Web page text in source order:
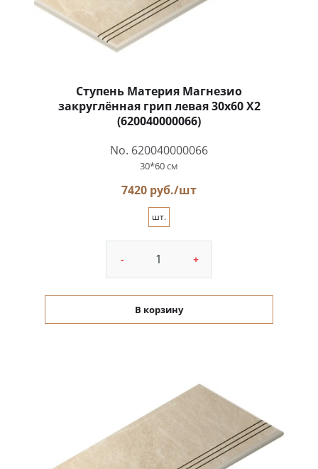
Ступень Материя Магнезио
закруглённая грип левая 30x60 X2
(620040000066)
No. 620040000066
30*60 см
7420 руб./шт
шт.
- +
В корзину